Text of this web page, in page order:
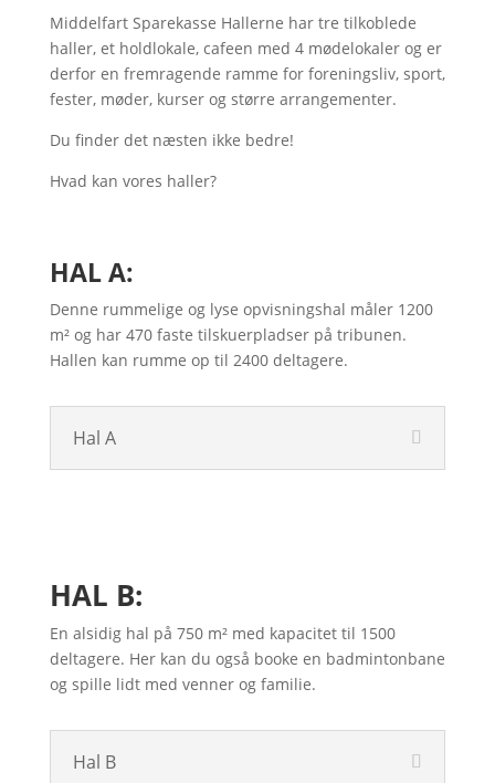
Middelfart Sparekasse Hallerne har tre tilkoblede
haller, et holdlokale, cafeen med 4 mødelokaler og er
derfor en fremragende ramme for foreningsliv, sport,
fester, møder, kurser og større arrangementer.
Du finder det næsten ikke bedre!
Hvad kan vores haller?
HAL A:
Denne rummelige og lyse opvisningshal måler 1200
m² og har 470 faste tilskuerpladser på tribunen.
Hallen kan rumme op til 2400 deltagere.
Hal A
HAL B:
En alsidig hal på 750 m² med kapacitet til 1500
deltagere. Her kan du også booke en badmintonbane
og spille lidt med venner og familie.
Hal B